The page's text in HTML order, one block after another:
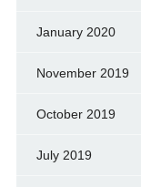
January 2020
November 2019
October 2019
July 2019